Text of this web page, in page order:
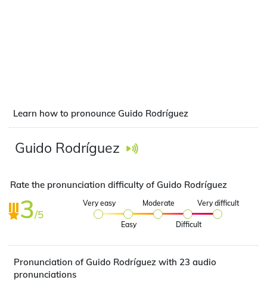
Learn how to pronounce Guido Rodríguez
Guido Rodríguez
Rate the pronunciation difficulty of Guido Rodríguez
3/5
Very easy
Easy
Moderate
Difficult
Very difficult
Pronunciation of Guido Rodríguez with 23 audio
pronunciations